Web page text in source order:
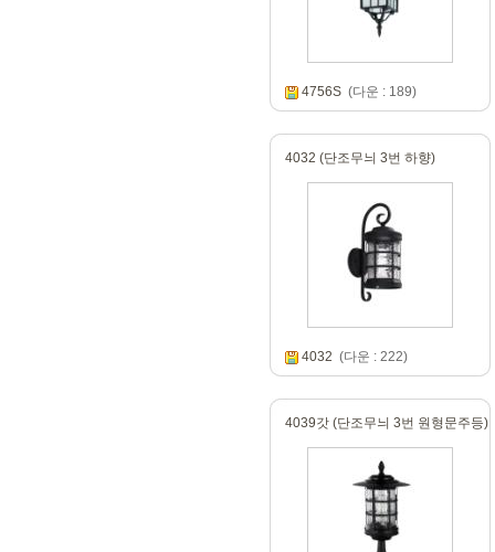
4756S(다운 : 189)
4032 (단조무늬 3번 하향)
4032 (다운 : 222)
4039갓 (단조무늬 3번 원형문주등)